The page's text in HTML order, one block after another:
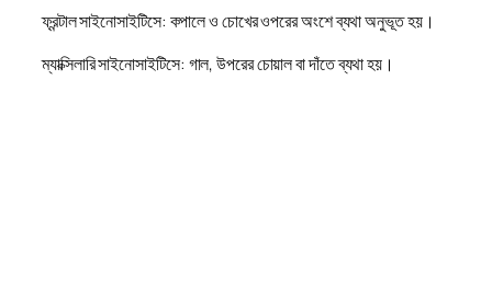
ফ্রন্টাল সাইনোসাইটিসে: কপালে ও চোখের ওপরের অংশে ব্যথা অনুভূত হয়।
ম্যাক্সিলারি সাইনোসাইটিসে: গাল, উপরের চোয়াল বা দাঁতে ব্যথা হয়।